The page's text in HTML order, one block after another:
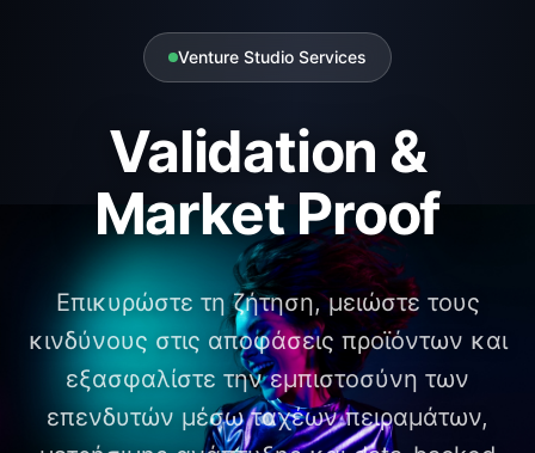
Venture Studio Services
Validation &
Market Proof
Επικυρώστε τη ζήτηση, μειώστε τους
κινδύνους στις αποφάσεις προϊόντων και
εξασφαλίστε την εμπιστοσύνη των
επενδυτών μέσω ταχέων πειραμάτων,